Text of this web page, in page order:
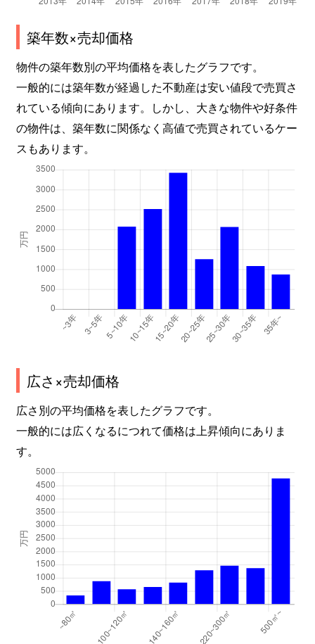
築年数×売却価格
物件の築年数別の平均価格を表したグラフです。
一般的には築年数が経過した不動産は安い値段で売買さ
れている傾向にあります。しかし、大きな物件や好条件
の物件は、築年数に関係なく高値で売買されているケー
スもあります。
広さ×売却価格
広さ別の平均価格を表したグラフです。
一般的には広くなるにつれて価格は上昇傾向にありま
す。